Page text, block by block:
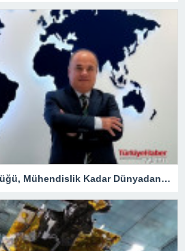
Nitelikli Kamyon Şoförlüğü, Mühendislik Kadar Dünyadan Yoğun Talep Alacak – Ekonomi